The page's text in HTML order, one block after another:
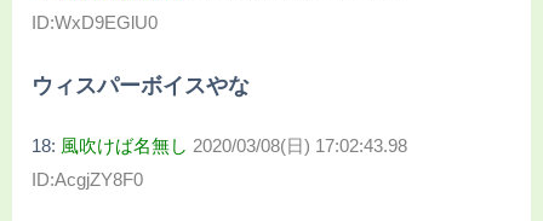
ID:WxD9EGlU0
ウィスパーボイスやな
18: 風吹けば名無し 2020/03/08(日) 17:02:43.98
ID:AcgjZY8F0